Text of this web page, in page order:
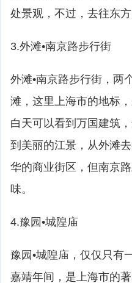
处景观，不过，去往东
3.外滩•南京路步行街
外滩•南京路步行街，两
滩，这里上海市的地标
白天可以看到万国建筑
到美丽的江景，从外滩
华的商业街区，但南京
味。
4.豫园•城隍庙
豫园•城隍庙，仅仅只有
嘉靖年间，是上海市的